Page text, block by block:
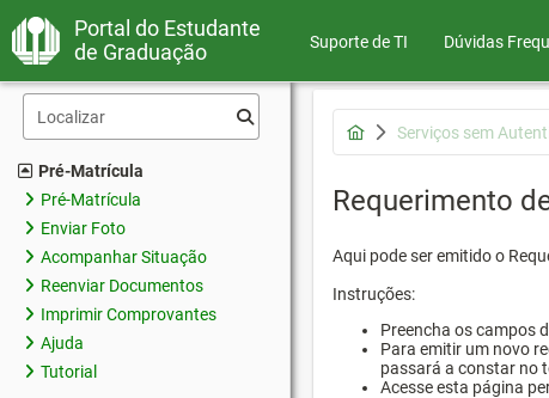
Portal do Estudante
de Graduação
Suporte de TI Dúvidas
Pré-Matrícula
Pré-Matrícula
Enviar Foto
Acompanhar Situação
Reenviar Documentos
Imprimir Comprovantes
Ajuda
Tutorial
Serviços sem
Requerimento
Aqui pode ser emitido o
Instruções:
Preencha os campos
Para emitir um novo
passará a constar no
Acesse esta página